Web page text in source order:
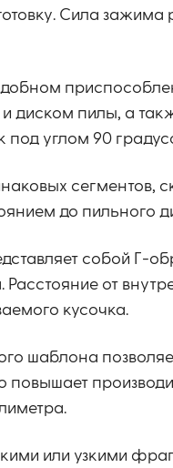
Сила
диском пилы, а
углом 90
сегментов,
до пильного
собой Г-
Расстояние от
кусочка.
шаблона
повышает
или узкими